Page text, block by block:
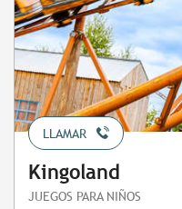
LLAMAR
Kingoland
JUEGOS PARA NIÑOS